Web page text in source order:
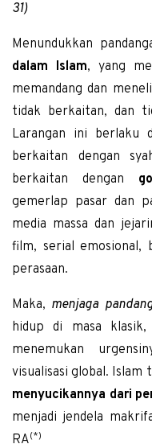
31)
Menundukkan
dalam Islam, yang
memandang dan
tidak berkaitan, dan
Larangan ini berlaku
berkaitan dengan
berkaitan dengan
gemerlap pasar dan
media massa dan
film, serial emosional,
perasaan.
Maka, menjaga
hidup di masa
menemukan
visualisasi global. Islam
menyucikannya dari
menjadi jendela
RA(*)